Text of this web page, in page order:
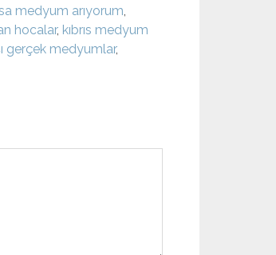
medyum arıyorum,
hocalar, kıbrıs medyum
gerçek medyumlar,